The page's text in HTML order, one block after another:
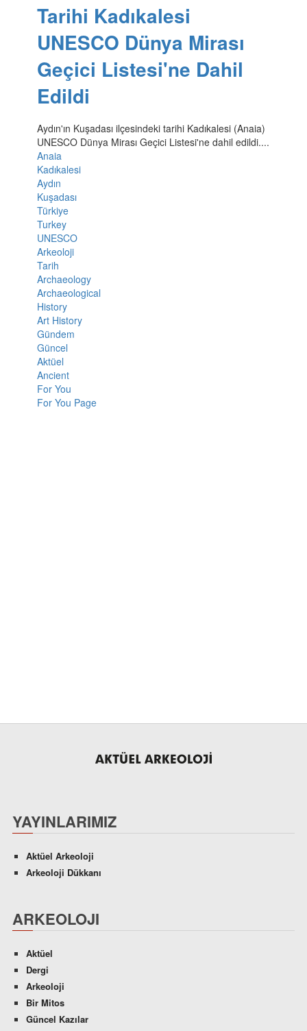
Tarihi Kadıkalesi
UNESCO Dünya Mirası
Geçici Listesi'ne Dahil
Edildi
Aydın'ın Kuşadası ilçesindeki tarihi Kadıkalesi (Anaia)
UNESCO Dünya Mirası Geçici Listesi'ne dahil edildi....
Anaia
Kadıkalesi
Aydın
Kuşadası
Türkiye
Turkey
UNESCO
Arkeoloji
Tarih
Archaeology
Archaeological
History
Art History
Gündem
Güncel
Aktüel
Ancient
For You
For You Page
YAYINLARIMIZ
Aktüel Arkeoloji
Arkeoloji Dükkanı
ARKEOLOJI
Aktüel
Dergi
Arkeoloji
Bir Mitos
Güncel Kazılar